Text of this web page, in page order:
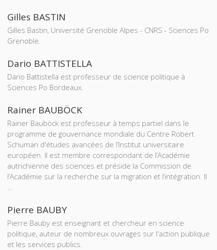
Gilles BASTIN
Gilles Bastin, Université Grenoble Alpes - CNRS - Sciences Po
Grenoble.
Dario BATTISTELLA
Dario Battistella est professeur de science politique à
Sciences Po Bordeaux.
Rainer BAUBÖCK
Rainer Bauböck est professeur à temps partiel dans le
programme de gouvernance mondiale du Centre Robert
Schuman d'études avancées de l’Institut universitaire
européen. Il est membre correspondant de l’Académie
autrichienne des sciences et préside la Commission de
l’Académie sur la recherche sur la migration et l’intégration. Il
…
Pierre BAUBY
Pierre Bauby est enseignant et chercheur en science
politique, auteur de nombreux ouvrages sur l'action publique
et les services publics.